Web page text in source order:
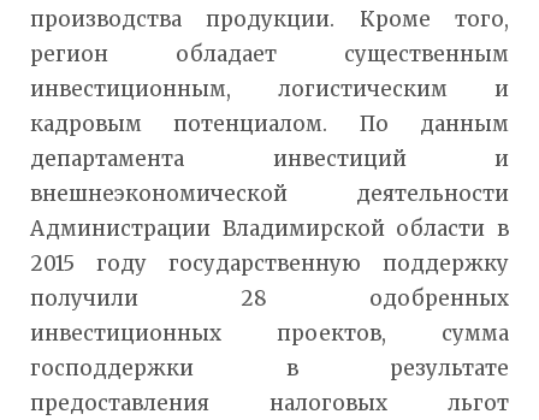
производства продукции. Кроме того,
регион обладает существенным
инвестиционным, логистическим и
кадровым потенциалом. По данным
департамента инвестиций и
внешнеэкономической деятельности
Администрации Владимирской области в
2015 году государственную поддержку
получили 28 одобренных
инвестиционных проектов, сумма
господдержки в результате
предоставления налоговых льгот